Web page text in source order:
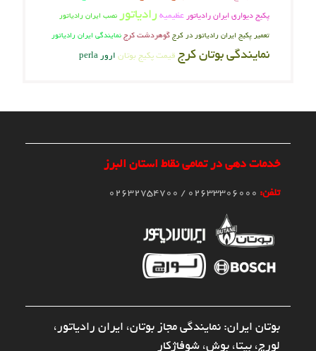
پکیج دیواری ایران رادیاتور عظیمیه رادیاتور نصب ایران رادیاتور
تعمیر پکیج ایران رادیاتور در کرجگوهردشت کرجنمایندگی ایران رادیاتور
نمایندگی بوتان کرج قیمت پکیج بوتان ارور perla
خدمات دهی در تمامی نقاط استان البرز
تلفن:
بوتان ایران: نمایندگی مجاز بوتان، ایران رادیاتور،
لورچ، بیتا، بوش، شوفاژکار